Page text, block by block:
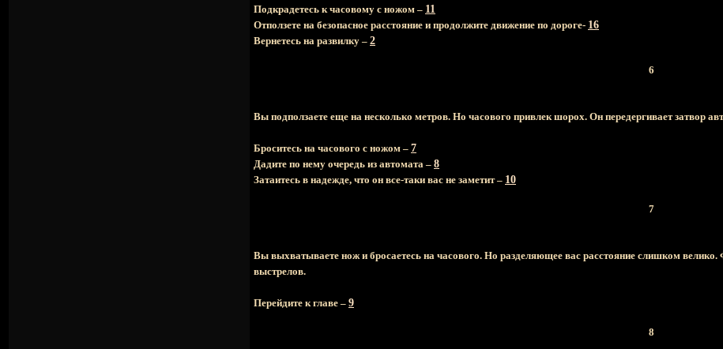
Подкрадетесь к часовому с ножом – 11
Отползете на безопасное расстояние и продолжите движение по дороге- 16
Вернетесь на развилку – 2
6
Вы подползаете еще на несколько метров. Но часового привлек шорох. Он передергивает затвор
Броситесь на часового с ножом – 7
Дадите по нему очередь из автомата – 8
Затаитесь в надежде, что он все-таки вас не заметит – 10
7
Вы выхватываете нож и бросаетесь на часового. Но разделяющее вас расстояние слишком
выстрелов.
Перейдите к главе – 9
8